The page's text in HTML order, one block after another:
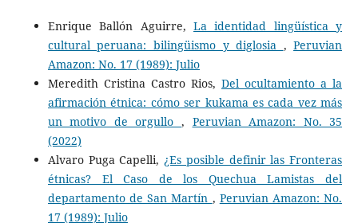
Enrique Ballón Aguirre, La identidad lingüística y
cultural peruana: bilingüismo y diglosia ,Peruvian
Amazon: No. 17 (1989): Julio
Meredith Cristina Castro Rios,Del ocultamiento a la
afirmación étnica: cómo ser kukama es cada vez más
un motivo de orgullo , Peruvian Amazon: No. 35
(2022)
Alvaro Puga Capelli,¿Es posible definir las Fronteras
étnicas? El Caso de los Quechua Lamistas del
departamento de San Martín , Peruvian Amazon: No.
17 (1989): Julio